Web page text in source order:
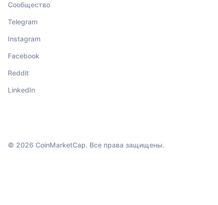
Сообщество
Telegram
Instagram
Facebook
Reddit
LinkedIn
© 2026 CoinMarketCap. Все права защищены.